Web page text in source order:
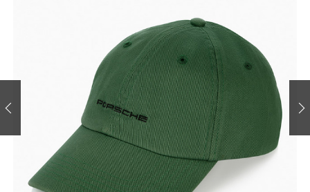
ショップレポート 愛車 File
自動車豆知識 ストップ！不具合修理＆粗悪修理
鈑金・塗装
ディテイリング 洗車
ヘッドライト磨き コーティング
フィルム・ラッピング
小キズ直し 防錆
ストップ 不具合修理＆粗悪修理
カーメーカー「旧車」関連プロジェ
クト
コラム
ショップ紹介
ショップレポート プロショップ検索
レストア